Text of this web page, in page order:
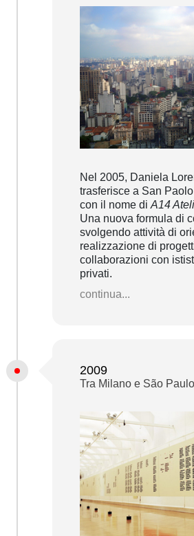
Nel 2005, Daniela
trasferisce a San
con il nome di A14
Una nuova formula di
svolgendo attività di
realizzazione di
collaborazioni con
privati.
continua...
2009
Tra Milano e São Paulo